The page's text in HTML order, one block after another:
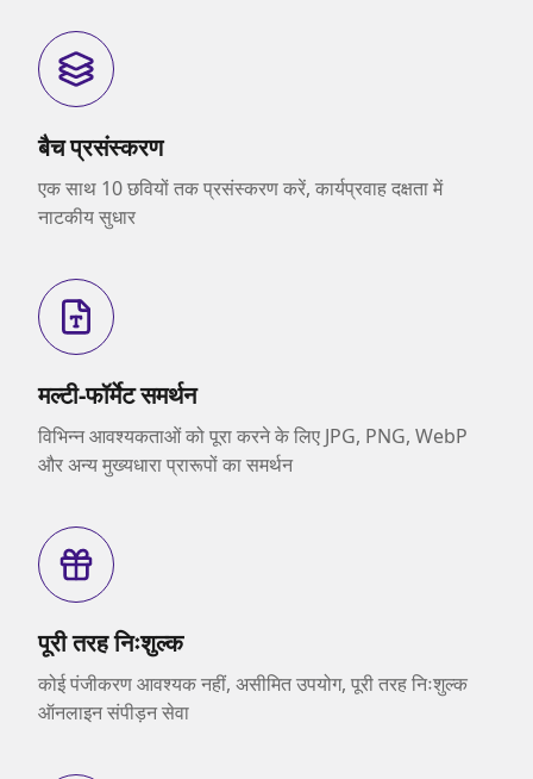
बैच प्रसंस्करण
एक साथ 10 छवियों तक प्रसंस्करण करें, कार्यप्रवाह दक्षता में
नाटकीय सुधार
मल्टी-फॉर्मेट समर्थन
विभिन्न आवश्यकताओं को पूरा करने के लिए JPG, PNG, WebP
और अन्य मुख्यधारा प्रारूपों का समर्थन
पूरी तरह निःशुल्क
कोई पंजीकरण आवश्यक नहीं, असीमित उपयोग, पूरी तरह निःशुल्क
ऑनलाइन संपीड़न सेवा